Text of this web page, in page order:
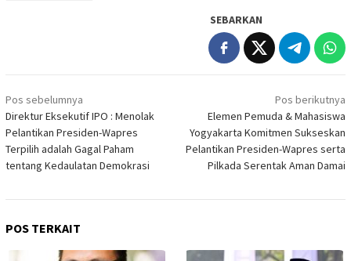
SEBARKAN
Navigasi
pos
Pos sebelumnya
Direktur Eksekutif IPO : Menolak
Pelantikan Presiden-Wapres
Terpilih adalah Gagal Paham
tentang Kedaulatan Demokrasi
Pos berikutnya
Elemen Pemuda & Mahasiswa
Yogyakarta Komitmen Sukseskan
Pelantikan Presiden-Wapres serta
Pilkada Serentak Aman Damai
POS TERKAIT